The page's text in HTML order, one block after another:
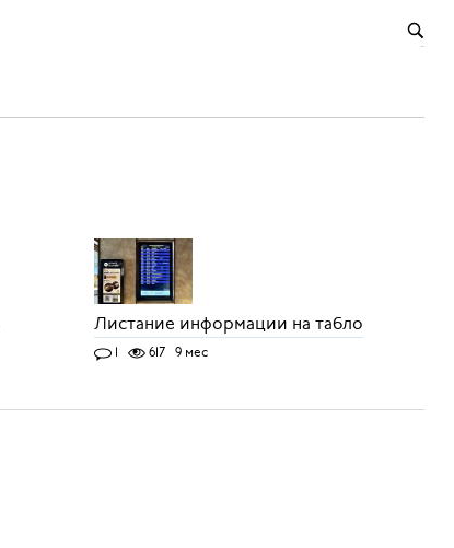
Листание информации на табло
1 617 9 мес